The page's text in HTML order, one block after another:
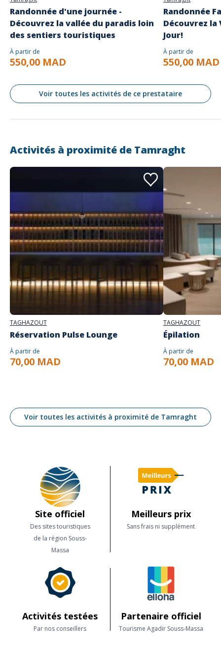
Randonnée d'une journée -
Découvrez la vallée du paradis loin
des sentiers touristiques
À partir de
550,00 MAD
Randonnée
Découvrez la
Jour!
À partir de
550,00 MAD
Voir toutes les activités de ce prestataire
Activités à proximité de Tamraght
TAGHAZOUT
Réservation Pulse Lounge
À partir de
70,00 MAD
TAGHAZOUT
Épilation
À partir de
70,00 MAD
Voir toutes les activités à proximité de Tamraght
Site officiel
Des sites touristiques
de la région Souss-
Massa
Meilleurs prix
Sans frais ni supplément
Activités testées
Par nos conseillers
Partenaire officiel
Tourisme Agadir Souss-Massa